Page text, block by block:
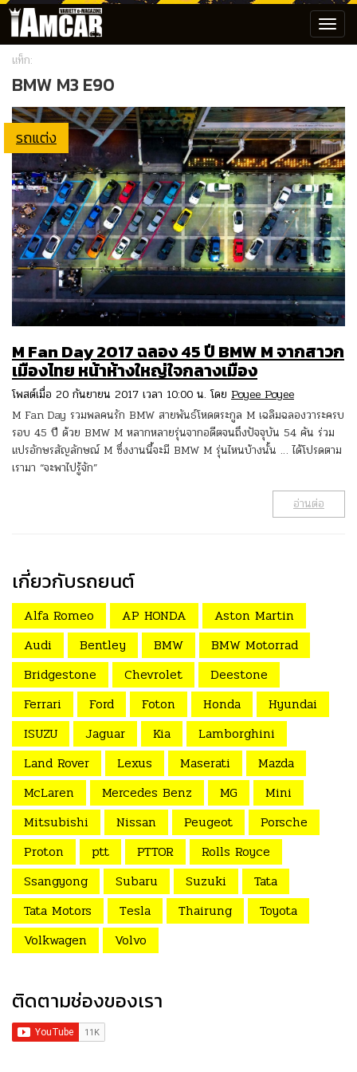
แท็ก:
BMW M3 E90
รถแต่ง
M Fan Day 2017 ฉลอง 45 ปี BMW M จากสาวก
เมืองไทย หน้าห้างใหญ่ใจกลางเมือง
โพสต์เมื่อ 20 กันยายน 2017 เวลา 10:00 น. โดย Poyee Poyee
M Fan Day รวมพลคนรัก BMW สายพันธ์โหดตระกูล M เฉลิมฉลองวาระครบ
รอบ 45 ปี ด้วย BMW M หลากหลายรุ่นจากอดีตจนถึงปัจจุบัน 54 คัน ร่วม
แปรอักษรสัญลักษณ์ M ซึ่งงานนี้จะมี BMW M รุ่นไหนบ้างนั้น … ได้โปรดตาม
เรามา “จะพาไปรู้จัก”
อ่านต่อ
เกี่ยวกับรถยนต์
Alfa Romeo AP HONDA
Aston Martin
Audi
Bentley BMW
BMW Motorrad
Bridgestone
Chevrolet
Deestone
Ferrari
Ford Foton Honda
Hyundai
ISUZU
Jaguar Kia
Lamborghini
Land Rover
Lexus Maserati
Mazda
McLaren
Mercedes Benz MG
Mini
Mitsubishi
Nissan Peugeot
Porsche
Proton
ptt PTTOR
Rolls Royce
Ssangyong
Subaru Suzuki
Tata
Tata Motors
Tesla Thairung
Toyota
Volkwagen
Volvo
ติดตามช่องของเรา